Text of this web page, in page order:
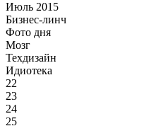
Июль 2015
Бизнес-линч
Фото дня
Мозг
Техдизайн
Идиотека
22
23
24
25